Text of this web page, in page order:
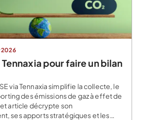
2026
pour faire un bilan
via Tennaxia simplifie la collecte, le
des émissions de gaz à effet de
article décrypte son
ses apports stratégiques et les